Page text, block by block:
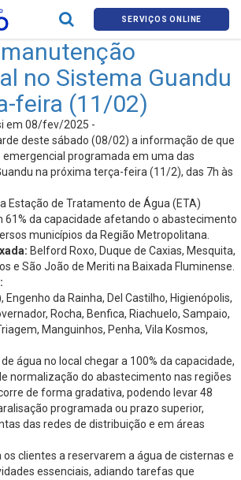
SERVIÇOS ONLINE
no Sistema Guandu
feira (11/02)
em 08/fev/2025 -
deste sábado (08/02) a informação de que
programada em uma das
na próxima terça-feira (11/2), das 7h às
Estação de Tratamento de Água (ETA)
61% da capacidade afetando o abastecimento
municípios da Região Metropolitana.
Belford Roxo, Duque de Caxias, Mesquita,
e São João de Meriti na Baixada Fluminense.
Engenho da Rainha, Del Castilho, Higienópolis,
Rocha, Benfica, Riachuelo, Sampaio,
Manguinhos, Penha, Vila Kosmos,
água no local chegar a 100% da capacidade,
normalização do abastecimento nas regiões
de forma gradativa, podendo levar 48
programada ou prazo superior,
das redes de distribuição e em áreas
clientes a reservarem a água de cisternas e
essenciais, adiando tarefas que